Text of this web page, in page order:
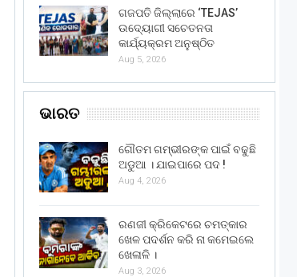
ଗଜପତି ଜିଲ୍ଲାରେ ‘TEJAS’
ଉଦ୍ୟୋଗୀ ସଚେତନତା
କାର୍ଯ୍ୟକ୍ରମ ଅନୁଷ୍ଠିତ
Aug 5, 2026
ଭାରତ
ଗୌତମ ଗମ୍ଭୀରଙ୍କ ପାଇଁ ବଢୁଛି
ଅଡୁଆ । ଯାଇପାରେ ପଦ !
Aug 4, 2026
ରଣଜୀ କ୍ରିକେଟରେ ଚମତ୍କାର
ଖେଳ ପଦର୍ଶନ କରି ନା କମେଇଲେ
ଖେଳାଳି ।
Aug 3, 2026